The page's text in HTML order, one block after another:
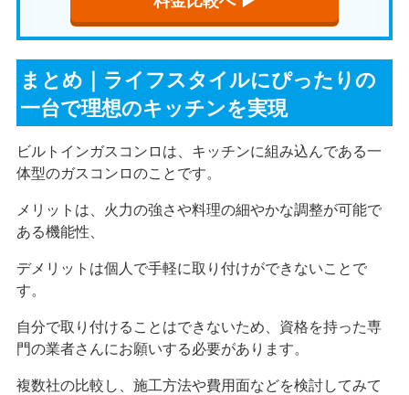
まとめ｜ライフスタイルにぴったりの
一台で理想のキッチンを実現
ビルトインガスコンロは、キッチンに組み込んである一
体型のガスコンロのことです。
メリットは、火力の強さや料理の細やかな調整が可能で
ある機能性、
デメリットは個人で手軽に取り付けができないことで
す。
自分で取り付けることはできないため、資格を持った専
門の業者さんにお願いする必要があります。
複数社の比較し、施工方法や費用面などを検討してみて